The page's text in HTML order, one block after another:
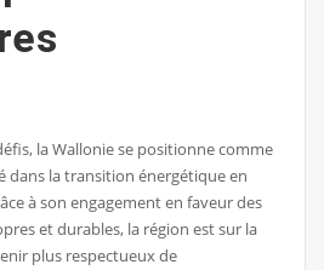
la Wallonie se positionne comme
dans la transition énergétique en
à son engagement en faveur des
et durables, la région est sur la
plus respectueux de